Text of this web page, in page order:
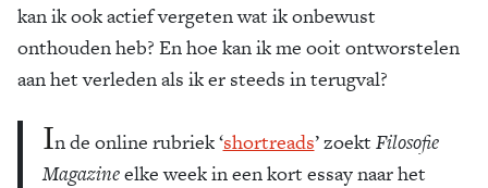
kan ik ook actief vergeten wat ik onbewust
onthouden heb? En hoe kan ik me ooit ontworstelen
aan het verleden als ik er steeds in terugval?
In de online rubriek ‘shortreads’ zoekt Filosofie
Magazineelke week in een kort essay naar het